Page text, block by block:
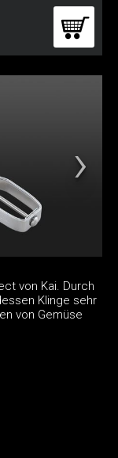
von Kai. Durch
Klinge sehr
von Gemüse